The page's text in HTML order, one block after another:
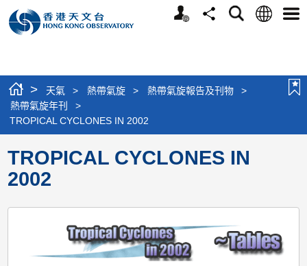
個
分
搜
語
選
> 天氣 > 熱帶氣旋 > 熱帶氣旋報告及刊物
>
熱帶氣旋年刊
>
TROPICAL CYCLONES IN 2002
TROPICAL CYCLONES IN
2002